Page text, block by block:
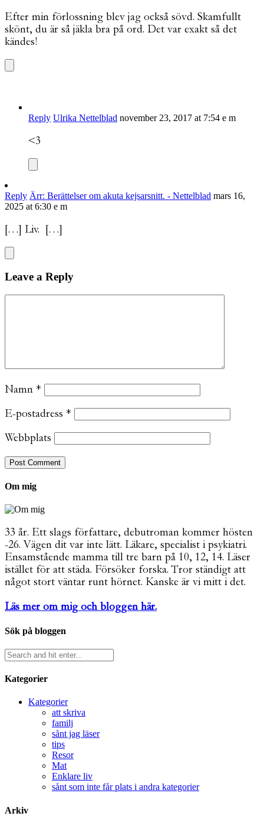
Efter min förlossning blev jag också sövd. Skamfullt
skönt, du är så jäkla bra på ord. Det var exakt så det
kändes!
Reply Ulrika Nettelblad november 23, 2017 at 7:54 e m
<3
Reply Ärr: Berättelser om akuta kejsarsnitt. - Nettelblad mars 16,
2025 at 6:30 e m
[…] Liv. […]
Leave a Reply
Namn *
E-postadress *
Webbplats
Om mig
33 år. Ett slags författare, debutroman kommer hösten
-26. Vägen dit var inte lätt. Läkare, specialist i psykiatri.
Ensamstående mamma till tre barn på 10, 12, 14. Läser
istället för att städa. Försöker forska. Tror ständigt att
något stort väntar runt hörnet. Kanske är vi mitt i det.
Läs mer om mig och bloggen här.
Sök på bloggen
Kategorier
Kategorier
att skriva
familj
sånt jag läser
tips
Resor
Mat
Enklare liv
sånt som inte får plats i andra kategorier
Arkiv